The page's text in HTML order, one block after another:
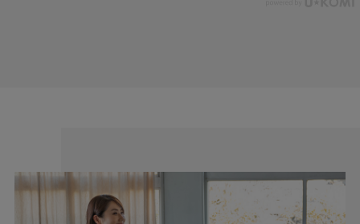
わたしの店舗がある福山市のある備後地域は、江戸時代から